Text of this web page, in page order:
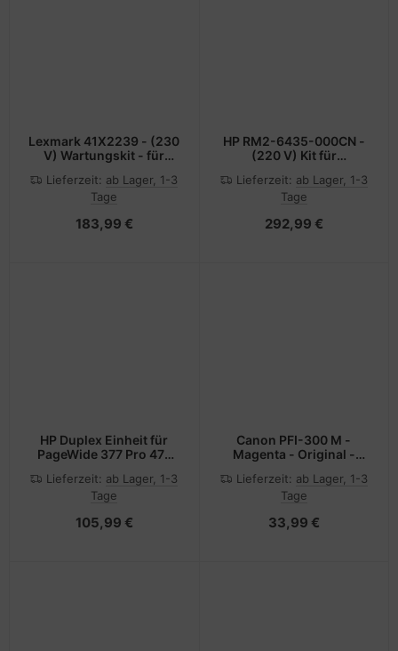
Lexmark 41X2239 - (230
V) Wartungskit - für
MS821, MS823, MX725,
MX822, XM5365,
XM7370
Lieferzeit: ab Lager, 1-3
Tage
183,99 €
HP RM2-6435-000CN -
(220 V) Kit für
LaserJet Pro M452 MFP
M477
Lieferzeit: ab Lager, 1-3
Tage
292,99 €
HP Duplex Einheit für
PageWide 377 Pro 477
Managed P55250
Lieferzeit: ab Lager, 1-3
Tage
105,99 €
Canon PFI-300 M -
Magenta - Original -
Lieferzeit: ab Lager, 1-3
Tage
33,99 €